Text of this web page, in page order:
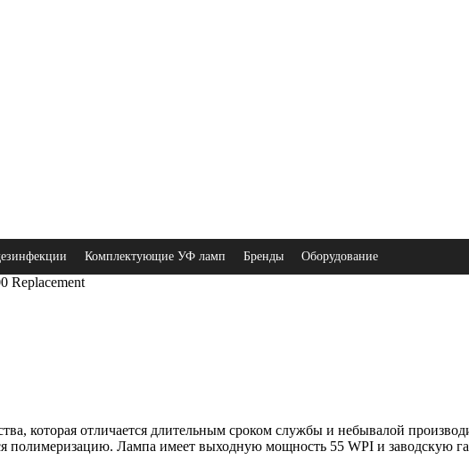
Комплектующие УФ ламп Бренды Оборудование
Replacement
которая отличается длительным сроком службы и небывалой
полимеризацию. Лампа имеет выходную мощность 55 WPI и заводскую